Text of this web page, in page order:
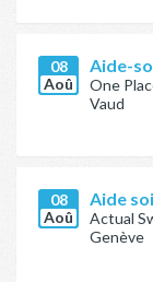
08
Aoû
Aide-
One
Vaud
08
Aoû
Aide
Actual
Genève